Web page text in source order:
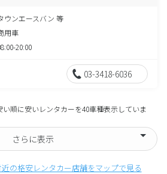
ウンエースバン 等
用車
20:00
03-3418-6036
順に安いレンタカーを40車種表示していま
さらに表示
の格安レンタカー店舗をマップで見る